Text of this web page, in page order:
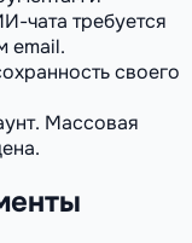
чата требуется
email.
своего
Массовая